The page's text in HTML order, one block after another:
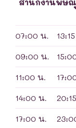
07:00 น. 13:15
09:00 น.
11:00 น.
14:00 น. 20:15
17:00 น.